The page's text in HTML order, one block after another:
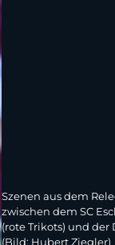
Szenen aus dem
zwischen dem SC
(rote Trikots) und der
(Bild: Hubert Ziegler)